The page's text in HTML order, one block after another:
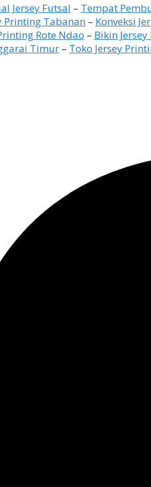
Jersey Futsal – Tempat
Printing Tabanan – Konveksi
Rote Ndao – Bikin
Timur – Toko Jersey